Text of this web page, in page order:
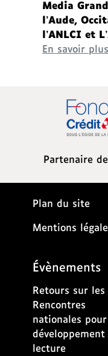
Media
l’Aude,
l’ANLCI et
En savoir plus
Partenaire
Plan du site
Mentions
Évènements
Retours sur les
Rencontres
nationales
développement
lecture